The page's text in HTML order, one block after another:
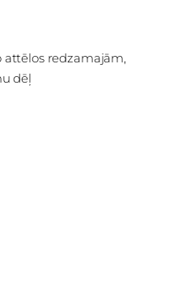
attēlos redzamajām,
dēļ